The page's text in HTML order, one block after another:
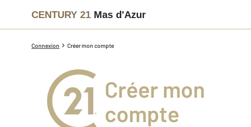
CENTURY 21 Mas d'Azur
Connexion Créer mon compte
Créer mon
compte